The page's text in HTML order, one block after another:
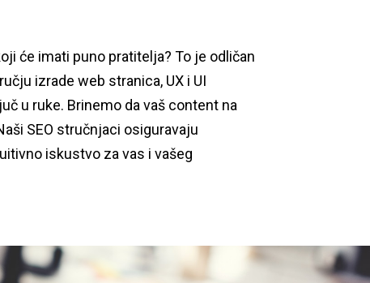
će imati puno pratitelja? To je odličan
izrade web stranica, UX i UI
u ruke. Brinemo da vaš content na
SEO stručnjaci osiguravaju
iskustvo za vas i vašeg